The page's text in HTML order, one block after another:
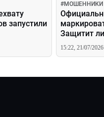
запустили
#МОШЕННИКИ
Защитит
15:22, 21/07/2026